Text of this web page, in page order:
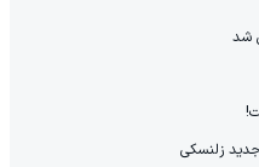
شد
زلنسکی